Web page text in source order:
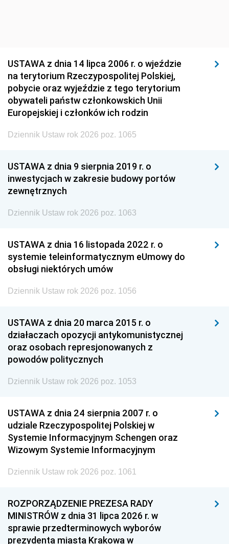
USTAWA z dnia 14 lipca 2006 r. o wjeździe
na terytorium Rzeczypospolitej Polskiej,
pobycie oraz wyjeździe z tego terytorium
obywateli państw członkowskich Unii
Europejskiej i członków ich rodzin
Dziennik Ustaw rok 2026 poz. 1065
USTAWA z dnia 9 sierpnia 2019 r. o
inwestycjach w zakresie budowy portów
zewnętrznych
Dziennik Ustaw rok 2026 poz. 1063
USTAWA z dnia 16 listopada 2022 r. o
systemie teleinformatycznym eUmowy do
obsługi niektórych umów
Dziennik Ustaw rok 2026 poz. 1056
USTAWA z dnia 20 marca 2015 r. o
działaczach opozycji antykomunistycznej
oraz osobach represjonowanych z
powodów politycznych
Dziennik Ustaw rok 2026 poz. 1053
USTAWA z dnia 24 sierpnia 2007 r. o
udziale Rzeczypospolitej Polskiej w
Systemie Informacyjnym Schengen oraz
Wizowym Systemie Informacyjnym
Dziennik Ustaw rok 2026 poz. 1061
ROZPORZĄDZENIE PREZESA RADY
MINISTRÓW z dnia 31 lipca 2026 r. w
sprawie przedterminowych wyborów
prezydenta miasta Krakowa w